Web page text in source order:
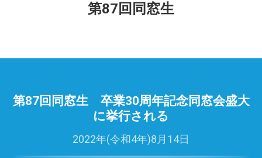
第87回同窓生
第87回同窓生 卒業30周年記念同窓会盛大
に挙行される
2022年(令和4年)8月14日